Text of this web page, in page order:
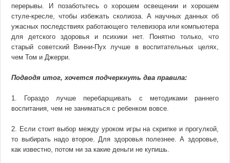
перерывы. И позаботьтесь о хорошем освещении и хорошем
стуле-кресле, чтобы избежать сколиоза. А научных данных об
ужасных последствиях работающего телевизора или компьютера
для детского здоровья и психики нет. Понятно только, что
старый советский Винни-Пух лучше в воспитательных целях,
чем Том и Джерри.
Подводя итог, хочется подчеркнуть два правила:
1. Гораздо лучше перебарщивать с методиками раннего
воспитания, чем не заниматься с ребенком вовсе.
2. Если стоит выбор между уроком игры на скрипке и прогулкой,
то выбирать надо второе. Для здоровья полезнее. А здоровье,
как известно, потом ни за какие деньги не купишь.